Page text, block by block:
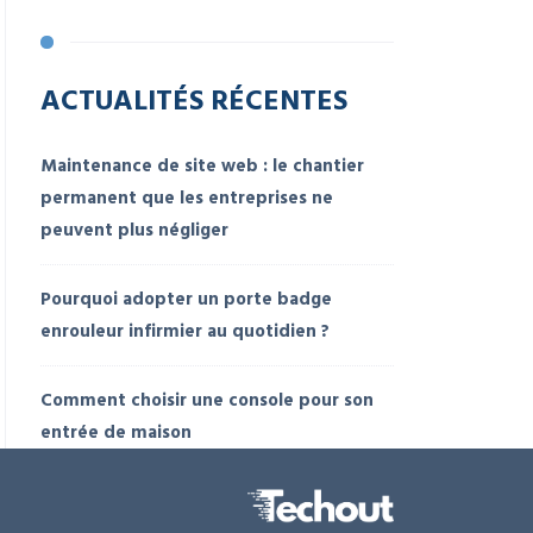
ACTUALITÉS RÉCENTES
Maintenance de site web : le chantier
permanent que les entreprises ne
peuvent plus négliger
Pourquoi adopter un porte badge
enrouleur infirmier au quotidien ?
Comment choisir une console pour son
entrée de maison